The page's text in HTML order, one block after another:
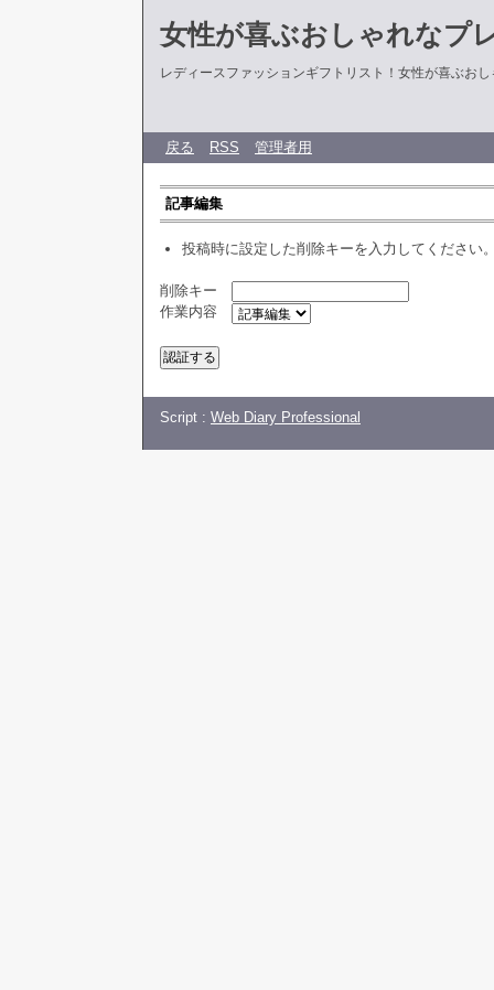
女性が喜ぶおしゃれなプ
レディースファッションギフトリスト！女性が喜ぶお
戻る RSS 管理者用
記事編集
投稿時に設定した削除キーを入力してください
削除キー
作業内容
Script : Web Diary Professional